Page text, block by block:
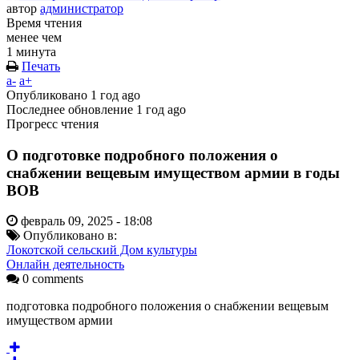
автор администратор
Время чтения
менее чем
1 минута
Печать
a- a+
Опубликовано 1 год ago
Последнее обновление 1 год ago
Прогресс чтения
О подготовке подробного положения о
снабжении вещевым имуществом армии в годы
ВОВ
февраль 09, 2025 - 18:08
Опубликовано в:
Локотской сельский Дом культуры
Онлайн деятельность
0 comments
подготовка подробного положения о снабжении вещевым
имуществом армии